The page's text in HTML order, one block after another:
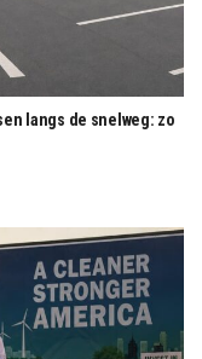
langs de snelweg: zo